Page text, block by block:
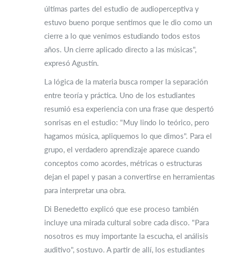
últimas partes del estudio de audioperceptiva y
estuvo bueno porque sentimos que le dio como un
cierre a lo que venimos estudiando todos estos
años. Un cierre aplicado directo a las músicas",
expresó Agustín.
La lógica de la materia busca romper la separación
entre teoría y práctica. Uno de los estudiantes
resumió esa experiencia con una frase que despertó
sonrisas en el estudio: "Muy lindo lo teórico, pero
hagamos música, apliquemos lo que dimos". Para el
grupo, el verdadero aprendizaje aparece cuando
conceptos como acordes, métricas o estructuras
dejan el papel y pasan a convertirse en herramientas
para interpretar una obra.
Di Benedetto explicó que ese proceso también
incluye una mirada cultural sobre cada disco. "Para
nosotros es muy importante la escucha, el análisis
auditivo", sostuvo. A partir de allí, los estudiantes